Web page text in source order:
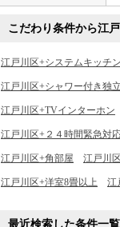
こだわり条件から江
江戸川区+システムキッチン
江戸川区+シャワー付き独
江戸川区+TVインターホン
江戸川区+２４時間緊急対
江戸川区+角部屋 江戸川
江戸川区+洋室8畳以上 江
最近検索した条件一覧